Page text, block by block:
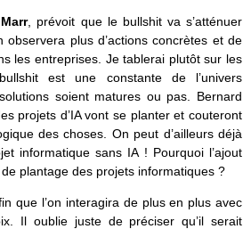
, prévoit que le bullshit va s’atténuer
observera plus d’actions concrètes et de
les entreprises. Je tablerai plutôt sur les
est une constante de l’univers
soient matures ou pas. Bernard
projets d’IA vont se planter et couteront
des choses. On peut d’ailleurs déjà
informatique sans IA ! Pourquoi l’ajout
plantage des projets informatiques ?
que l’on interagira de plus en plus avec
Il oublie juste de préciser qu’il serait